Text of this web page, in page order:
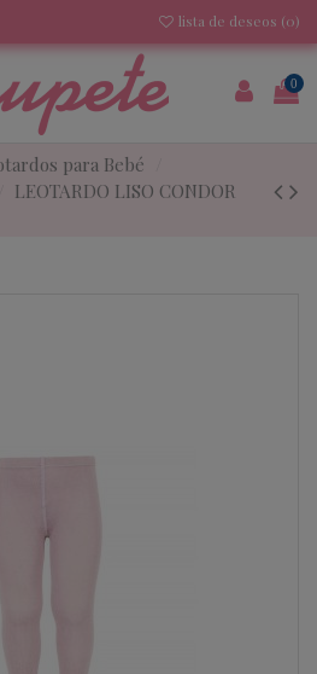
lista de deseos (0)
0
para Bebé
LEOTARDO LISO CONDOR